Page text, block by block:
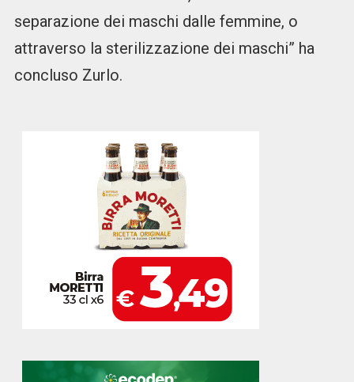
separazione dei maschi dalle femmine, o
attraverso la sterilizzazione dei maschi” ha
concluso Zurlo.